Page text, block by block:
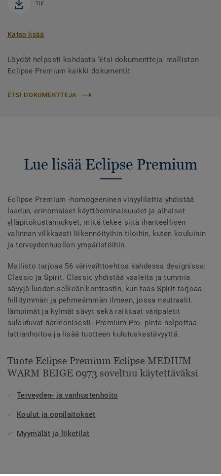
TIF
Katso lisää
Löydät helposti kohdasta 'Etsi dokumentteja' malliston
Eclipse Premium kaikki dokumentit
ETSI DOKUMENTTEJA
Lue lisää Eclipse Premium
Eclipse Premium -homogeeninen vinyylilattia yhdistää
laadun, erinomaiset käyttöominaisuudet ja alhaiset
ylläpitokustannukset, mikä tekee siitä ihanteellisen
valinnan vilkkaasti liikennöityihin tiloihin, kuten kouluihin
ja terveydenhuollon ympäristöihin.
Mallisto tarjoaa 56 värivaihtoehtoa kahdessa designissa:
Classic ja Spirit. Classic yhdistää vaaleita ja tummia
sävyjä luoden selkeän kontrastin, kun taas Spirit tarjoaa
hillitymmän ja pehmeämmän ilmeen, jossa neutraalit
lämpimät ja kylmät sävyt sekä raikkaat väripaletit
sulautuvat harmonisesti. Premium Pro -pinta helpottaa
lattianhoitoa ja lisää tuotteen kulutuskestävyyttä.
Tuote Eclipse Premium Eclipse MEDIUM
WARM BEIGE 0973 soveltuu käytettäväksi
Terveyden- ja vanhustenhoito
Koulut ja oppilaitokset
Myymälät ja liiketilat